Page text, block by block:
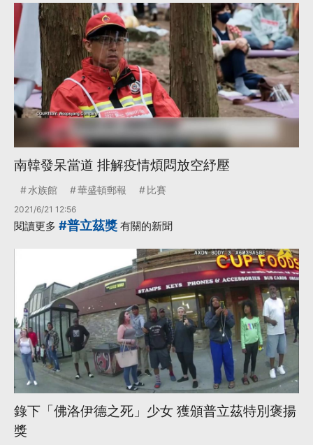
南韓發呆當道 排解疫情煩悶放空紓壓
水族館 華盛頓郵報 比賽
2021/6/21 12:56
閱讀更多 #普立茲獎 有關的新聞
錄下「佛洛伊德之死」少女 獲頒普立茲特別褒揚
獎